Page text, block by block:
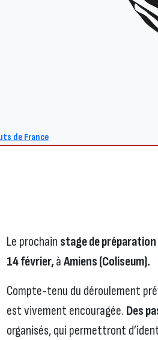
de France
Le prochain stage de
14 février,àAmiens (Coliseum).
Compte-tenu du déroulement
est vivement encouragée. Des
organisés, qui permettront